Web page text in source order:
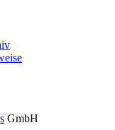
GmbH